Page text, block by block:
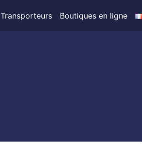
Transporteurs Boutiques en ligne